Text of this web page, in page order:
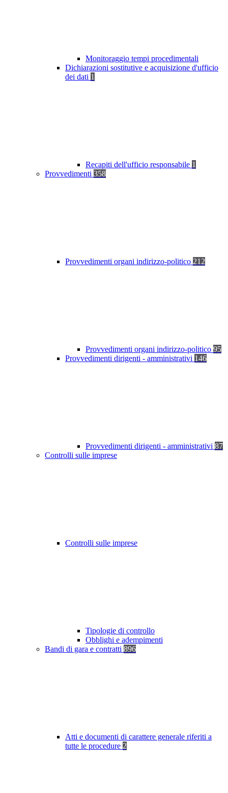
Monitoraggio tempi procedimentali
Dichiarazioni sostitutive e acquisizione d'ufficio
dei dati 1
Recapiti dell'ufficio responsabile 1
Provvedimenti 358
Provvedimenti organi indirizzo-politico 212
Provvedimenti organi indirizzo-politico 95
Provvedimenti dirigenti - amministrativi 146
Provvedimenti dirigenti - amministrativi 87
Controlli sulle imprese
Controlli sulle imprese
Tipologie di controllo
Obblighi e adempimenti
Bandi di gara e contratti 896
Atti e documenti di carattere generale riferiti a
tutte le procedure 2